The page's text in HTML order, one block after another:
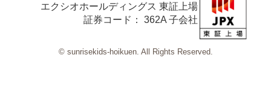
エクシオホールディングス 東証上場
証券コード： 362A 子会社
© sunrisekids-hoikuen. All Rights Reserved.